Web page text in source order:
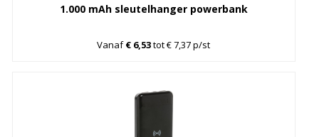
1.000 mAh sleutelhanger powerbank
Vanaf€ 6,53tot € 7,37 p/st